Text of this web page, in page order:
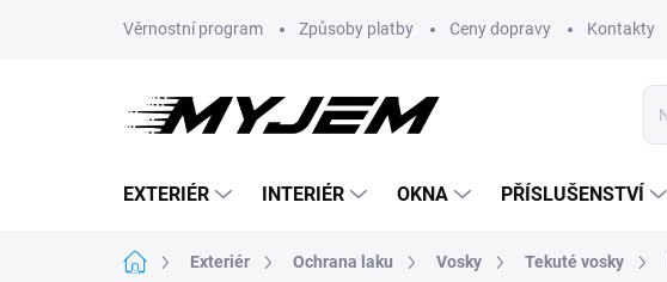
Věrnostní program Způsoby platby Ceny dopravy Kontakty
EXTERIÉR INTERIÉR OKNA PŘÍSLUŠENSTVÍ
Domů Exteriér Ochrana laku Vosky Tekuté vosky